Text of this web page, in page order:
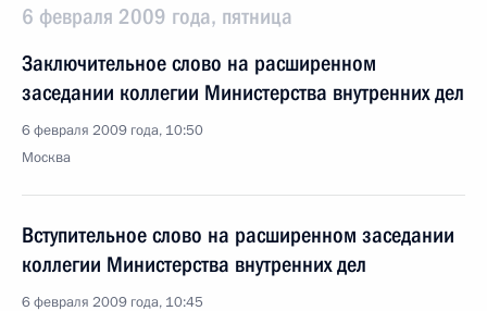
6 февраля 2009 года, пятница
Заключительное слово на расширенном
заседании коллегии Министерства внутренних дел
6 февраля 2009 года, 10:50
Москва
Вступительное слово на расширенном заседании
коллегии Министерства внутренних дел
6 февраля 2009 года, 10:45